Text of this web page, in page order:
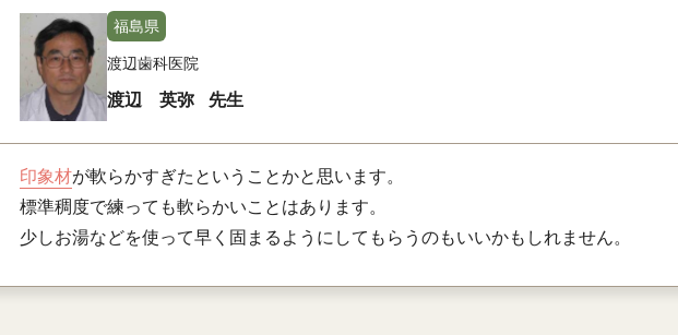
福島県
渡辺歯科医院
渡辺 英弥 先生
印象材が軟らかすぎたということかと思います。
標準稠度で練っても軟らかいことはあります。
少しお湯などを使って早く固まるようにしてもらうのもいいかもしれません。